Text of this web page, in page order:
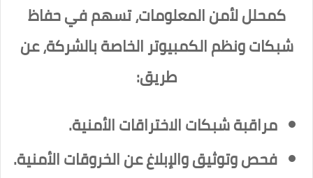
كمحلل لأمن المعلومات، تسهم في حفاظ
شبكات ونظم الكمبيوتر الخاصة بالشركة، عن
طريق:
مراقبة شبكات الاختراقات الأمنية.
فحص وتوثيق والإبلاغ عن الخروقات الأمنية.